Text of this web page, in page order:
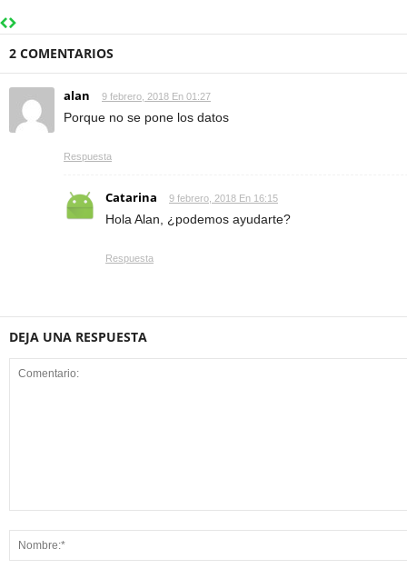
2 COMENTARIOS
alan 9 febrero, 2018 En 01:27
Porque no se pone los datos
Respuesta
Catarina 9 febrero, 2018 En 16:15
Hola Alan, ¿podemos ayudarte?
Respuesta
DEJA UNA RESPUESTA